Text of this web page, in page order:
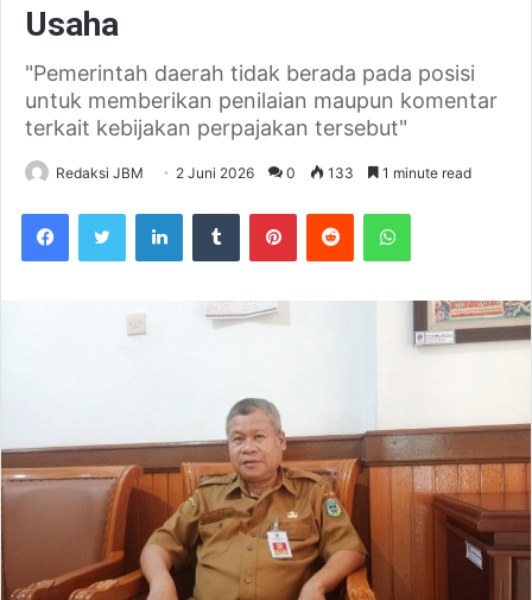
Usaha
"Pemerintah daerah tidak berada pada posisi
untuk memberikan penilaian maupun komentar
terkait kebijakan perpajakan tersebut"
Redaksi JBM 2 Juni 2026 0 133 1 minute read